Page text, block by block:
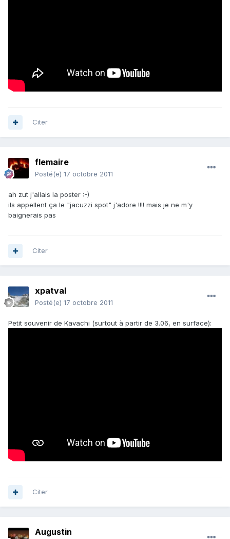
Citer
flemaire
Posté(e) 17 octobre 2011
ah zut j'allais la poster :-)
ils appellent ça le "jacuzzi spot" j'adore !!!! mais je ne m'y
baignerais pas
Citer
xpatval
Posté(e) 17 octobre 2011
Petit souvenir de Kavachi (surtout à partir de 3.06, en surface):
Citer
Augustin